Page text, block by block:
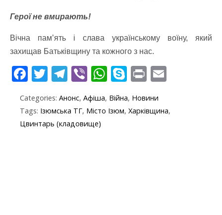
Герої не вмирають!
Вічна пам’ять і слава українському воїну, який
захищав Батьківщину та кожного з нас.
F
e
b
T
itt
er
T
e
gr
Vi
b
er
W
h
at
S
y
p
Pr
t ai
l
Categories: Анонс, Афіша, Війна, Новини
Tags: Ізюмська ТГ, Місто Ізюм, Харківщина,
Цвинтарь (кладовище)